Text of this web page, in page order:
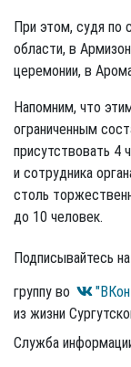
При этом, судя по
области, в
церемонии, в
Напомним, что
ограниченным
присутствовать 4
и сотрудника
столь
до 10 человек.
Подписывайтесь
группу во
из жизни
Служба